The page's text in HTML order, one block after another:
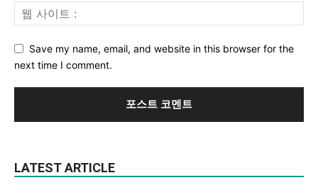
Save my name, email, and website in this browser for the
next time I comment.
LATEST ARTICLE